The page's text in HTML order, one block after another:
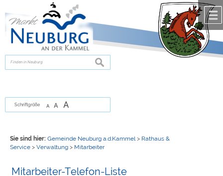
zur Navigationoder
springen.
suchen
Schriftgröße A A A
Sie sind hier: Gemeinde Neuburg a.d.Kammel > Rathaus &
Service> Verwaltung> Mitarbeiter
Mitarbeiter-Telefon-Liste